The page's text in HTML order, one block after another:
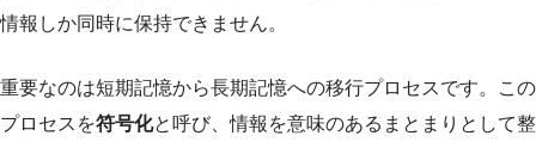
情報しか同時に保持できません。
重要なのは短期記憶から長期記憶への移行プロセスです。この
プロセスを符号化と呼び、情報を意味のあるまとまりとして整